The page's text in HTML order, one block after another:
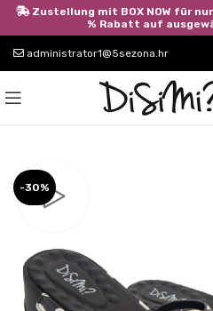
administrator1@5sezona.hr
-30%
Zustellung mit BOX NOW für nur
% Rabatt auf